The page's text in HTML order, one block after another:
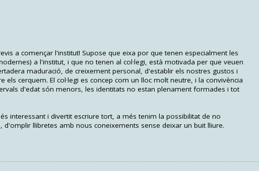
a començar l'institut! Supose que eixa por que tenen especialment les
a l'institut, i que no tenen al col·legi, està motivada per que veuen
maduració, de creixement personal, d'establir els nostres gustos i
els cerquem. El col·legi es concep com un lloc molt neutre, i la convivència
d'edat són menors, les identitats no estan plenament formades i tot
interessant i divertit escriure tort, a més tenim la possibilitat de no
d'omplir llibretes amb nous coneixements sense deixar un buit lliure.